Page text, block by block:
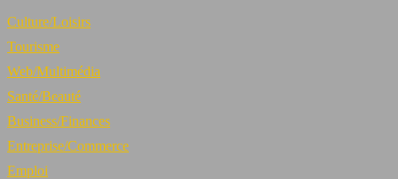
Culture/Loisirs
Tourisme
Web/Multimédia
Santé/Beauté
Business/Finances
Entreprise/Commerce
Emploi